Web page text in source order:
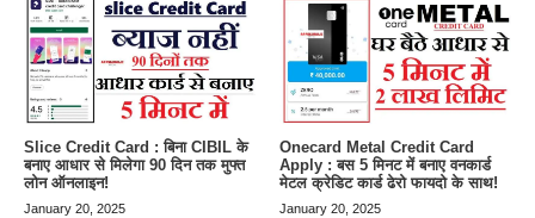
Slice Credit Card : बिना CIBIL के
बनाए आधार से मिलेगा 90 दिन तक मुफ्त
लोन ऑनलाइन!
January 20, 2025
Onecard Metal Credit Card
Apply : बस 5 मिनट में बनाए वनकार्ड
मेटल क्रेडिट कार्ड ढेरो फायदो के साथ!
January 20, 2025